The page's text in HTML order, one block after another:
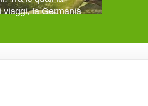
viaggi, la Germania